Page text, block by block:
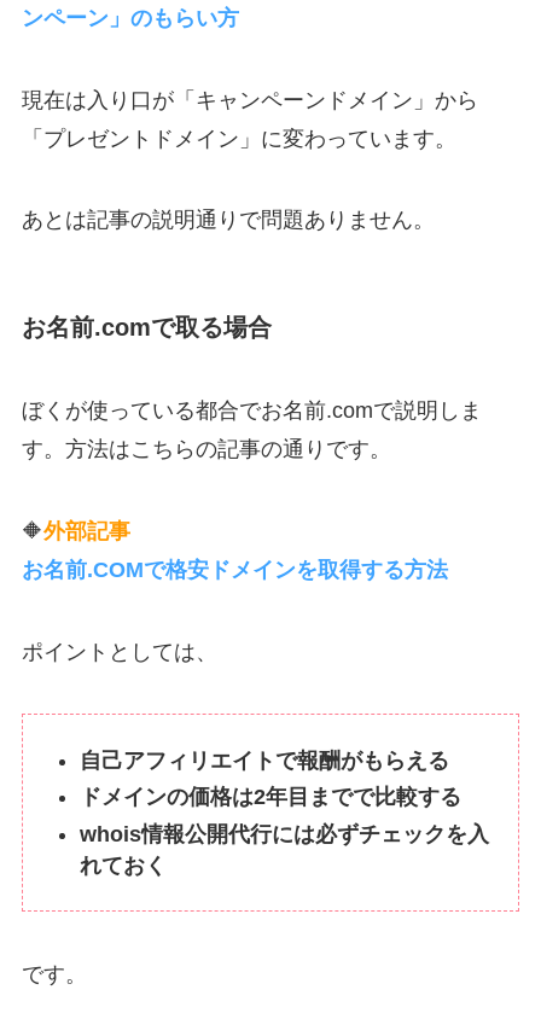
ンペーン」のもらい方
現在は入り口が「キャンペーンドメイン」から
「プレゼントドメイン」に変わっています。
あとは記事の説明通りで問題ありません。
お名前.comで取る場合
ぼくが使っている都合でお名前.comで説明しま
す。方法はこちらの記事の通りです。
🔶外部記事
お名前.COMで格安ドメインを取得する方法
ポイントとしては、
自己アフィリエイトで報酬がもらえる
ドメインの価格は2年目までで比較する
whois情報公開代行には必ずチェックを入
れておく
です。